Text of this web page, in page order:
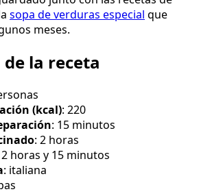
sopa de verduras especial que
meses.
la receta
(kcal): 220
: 15 minutos
: 2 horas
2 horas y 15 minutos
: italiana